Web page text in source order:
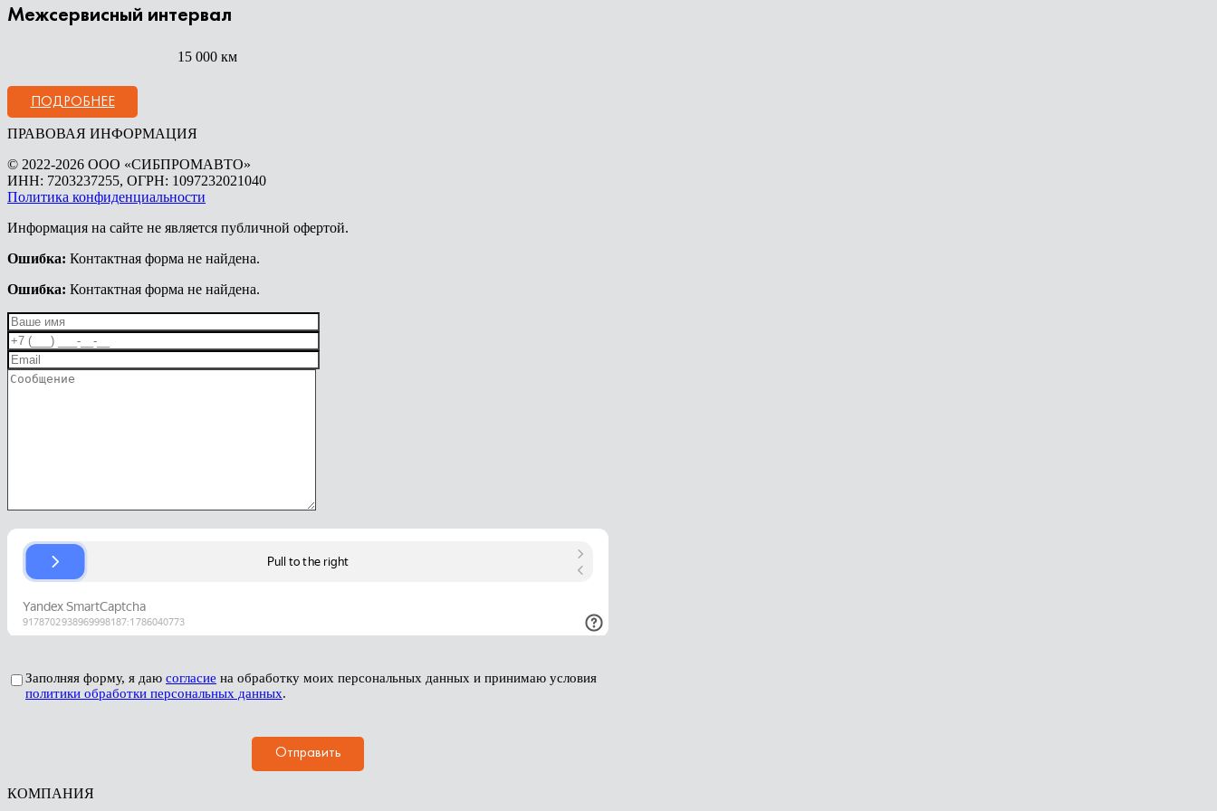
Межсервисный интервал
15 000 км
ПОДРОБНЕЕ
ПРАВОВАЯ ИНФОРМАЦИЯ
© 2022-2026 ООО «СИБПРОМАВТО»
ИНН: 7203237255, ОГРН: 1097232021040
Политика конфиденциальности
Информация на сайте не является публичной офертой.
Ошибка: Контактная форма не найдена.
Ошибка: Контактная форма не найдена.
Заполняя форму, я даю согласие на обработку моих персональных данных и принимаю условия
политики обработки персональных данных.
КОМПАНИЯ